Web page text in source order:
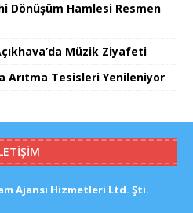
Dönüşüm Hamlesi Resmen
Müzik Ziyafeti
Arıtma Tesisleri Yenileniyor
Ajansı Hizmetleri Ltd. Şti.